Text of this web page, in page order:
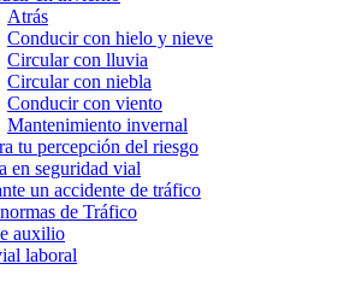
Atrás
Conducir con hielo y nieve
Circular con lluvia
Circular con niebla
Conducir con viento
Mantenimiento invernal
tu percepción del riesgo
en seguridad vial
un accidente de tráfico
de Tráfico
auxilio
laboral